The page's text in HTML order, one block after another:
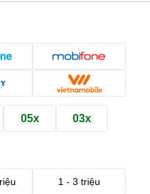
05x 03x
1 - 3 triệu